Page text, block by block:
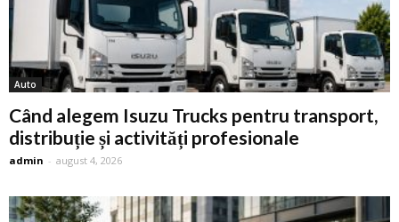
Auto
Când alegem Isuzu Trucks pentru transport,
distribuție și activități profesionale
admin - august 4, 2026